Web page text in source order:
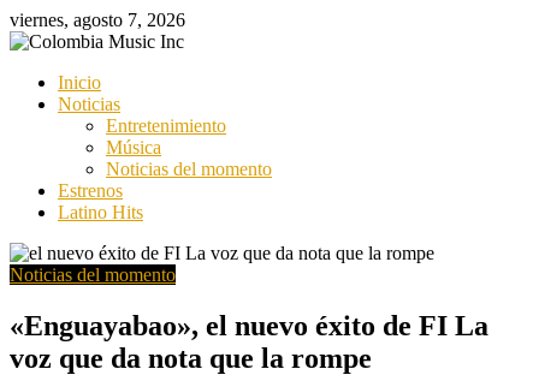
Saltar
al
viernes, agosto 7, 2026
Music
Music
Inicio
Noticias
Entretenimiento
Música
Noticias del momento
Estrenos
Latino Hits
Noticias del momento
«Enguayabao», el nuevo éxito de FI La
voz que da nota que la rompe